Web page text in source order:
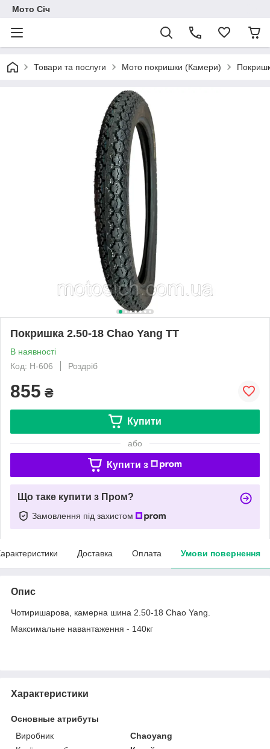
Мото Січ
Товари та послуги Мото покришки (Камери)
Покришка 2.50-18 Chao Yang TT
В наявності
Код: Н-606
Роздріб
855 ₴
Купити
або
Купити з
Що таке купити з Пром?
Замовлення під захистом
Доставка Оплата Умови повернення
Опис
Чотиришарова, камерна шина 2.50-18 Chao Yang.
Максимальне навантаження - 140кг
Характеристики
Основные атрибуты
Виробник
Chaoyang